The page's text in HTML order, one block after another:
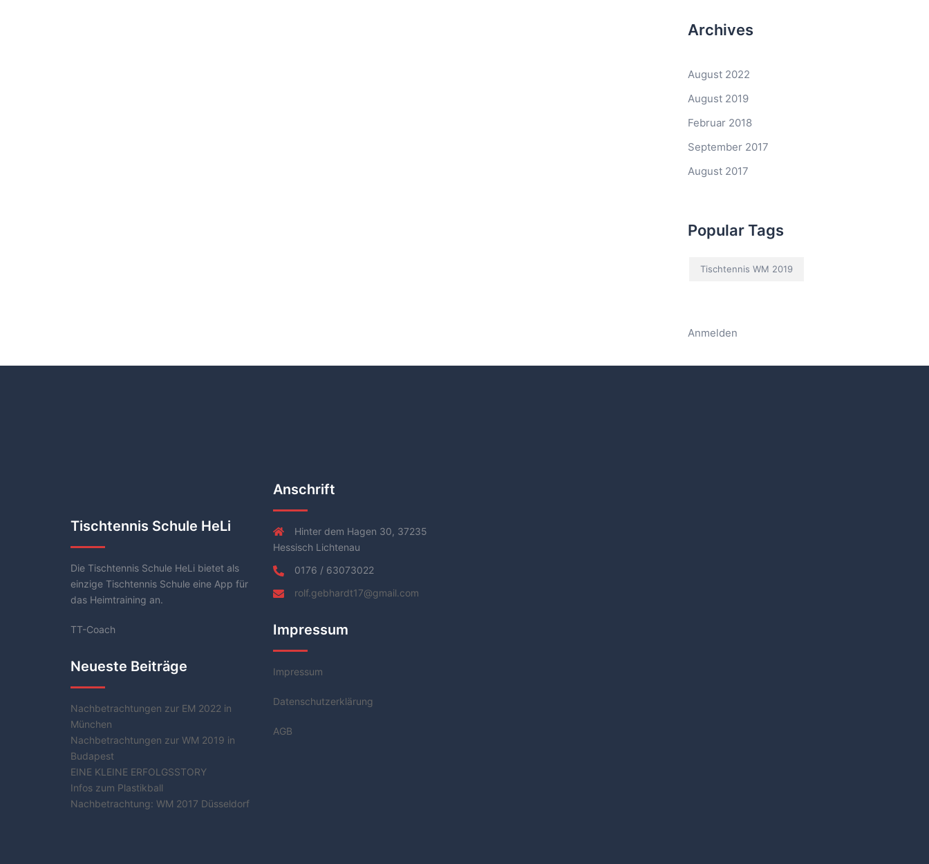
Archives
August 2022
August 2019
Februar 2018
September 2017
August 2017
Popular Tags
Tischtennis WM 2019
Anmelden
Tischtennis Schule HeLi
Die Tischtennis Schule HeLi bietet als
einzige Tischtennis Schule eine App für
das Heimtraining an.
TT-Coach
Neueste Beiträge
Nachbetrachtungen zur EM 2022 in
München
Nachbetrachtungen zur WM 2019 in
Budapest
EINE KLEINE ERFOLGSSTORY
Infos zum Plastikball
Nachbetrachtung: WM 2017 Düsseldorf
Anschrift
Hinter dem Hagen 30, 37235
Hessisch Lichtenau
0176 / 63073022
rolf.gebhardt17@gmail.com
Impressum
Impressum
Datenschutzerklärung
AGB